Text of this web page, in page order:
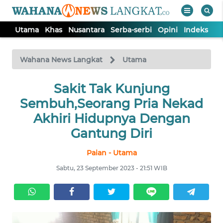
Utama Khas Nusantara Serba-serbi Opini Indeks
Wahana News Langkat Utama
Sakit Tak Kunjung
Sembuh,Seorang Pria Nekad
Akhiri Hidupnya Dengan
Gantung Diri
Paian - Utama
Sabtu, 23 September 2023 - 21:51 WIB
TV
Tutup
SERBI